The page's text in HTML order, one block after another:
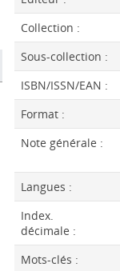
Collection :
Sous-collection :
ISBN/ISSN/EAN :
Format :
Note générale :
Langues :
Index.
décimale :
Mots-clés :